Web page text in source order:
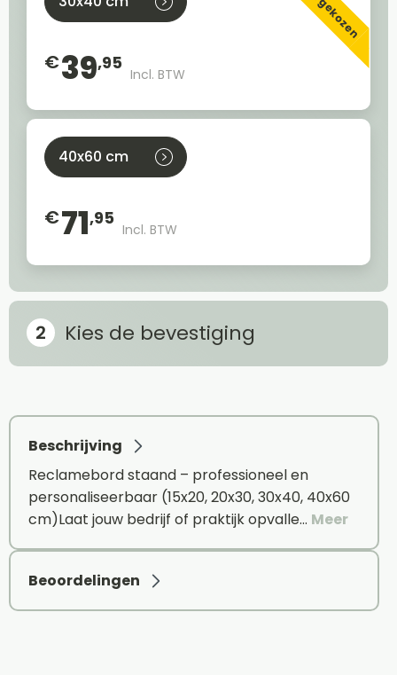
€39,95
Incl. BTW
40x60 cm
€71,95
Incl. BTW
Kies de bevestiging
Beschrijving
Reclamebord staand – professioneel en
personaliseerbaar (15x20, 20x30, 30x40, 40x60
cm)Laat jouw bedrijf of praktijk opvalle… Meer
Beoordelingen